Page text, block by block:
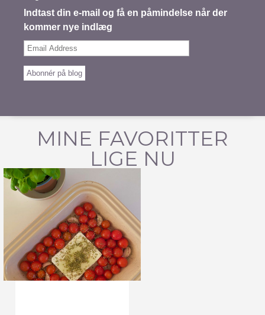
Indtast din e-mail og få en påmindelse når der
kommer nye indlæg
Email
Abonnér på blog
MINE FAVORITTER
LIGE NU